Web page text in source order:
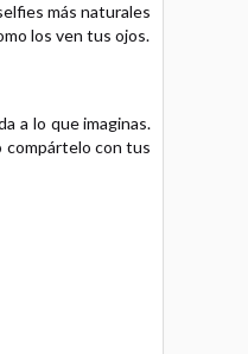
más naturales
los ven tus ojos.
a lo que imaginas.
compártelo con tus